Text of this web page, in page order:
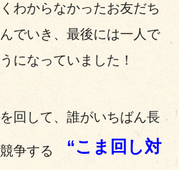
わからなかったお友だち
でいき、最後には一人で
になっていました！
回して、誰がいちばん長
競争する “こま回し対